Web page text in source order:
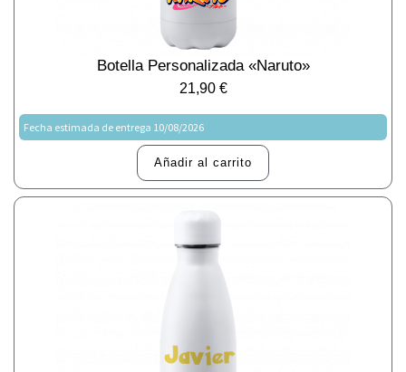
Botella Personalizada «Naruto»
21,90 €
Fecha estimada de entrega 10/08/2026
Añadir al carrito